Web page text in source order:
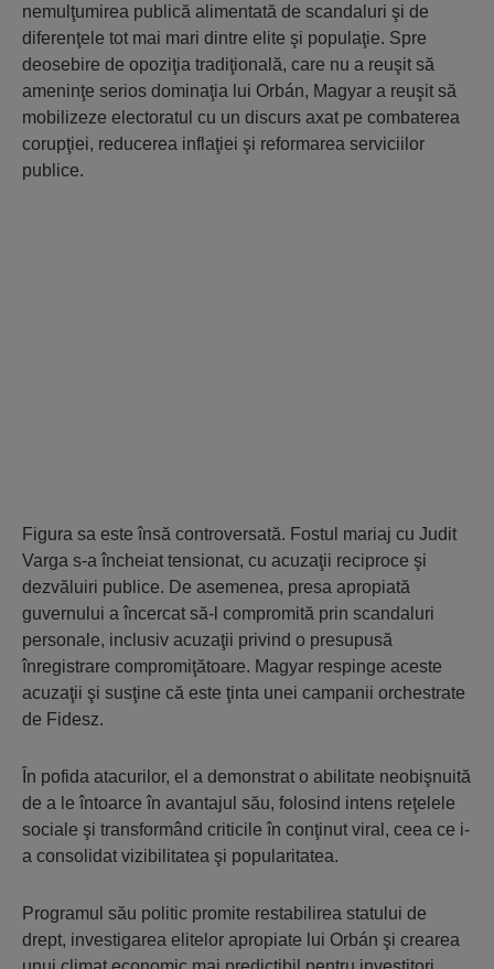
nemulţumirea publică alimentată de scandaluri şi de
diferenţele tot mai mari dintre elite şi populaţie. Spre
deosebire de opoziţia tradiţională, care nu a reuşit să
ameninţe serios dominaţia lui Orbán, Magyar a reuşit să
mobilizeze electoratul cu un discurs axat pe combaterea
corupţiei, reducerea inflaţiei şi reformarea serviciilor
publice.
Figura sa este însă controversată. Fostul mariaj cu Judit
Varga s-a încheiat tensionat, cu acuzaţii reciproce şi
dezvăluiri publice. De asemenea, presa apropiată
guvernului a încercat să-l compromită prin scandaluri
personale, inclusiv acuzaţii privind o presupusă
înregistrare compromiţătoare. Magyar respinge aceste
acuzaţii şi susţine că este ţinta unei campanii orchestrate
de Fidesz.
În pofida atacurilor, el a demonstrat o abilitate neobişnuită
de a le întoarce în avantajul său, folosind intens reţelele
sociale şi transformând criticile în conţinut viral, ceea ce i-
a consolidat vizibilitatea şi popularitatea.
Programul său politic promite restabilirea statului de
drept, investigarea elitelor apropiate lui Orbán şi crearea